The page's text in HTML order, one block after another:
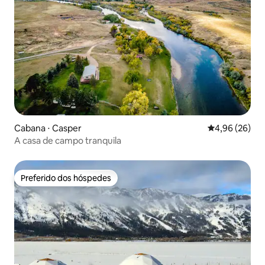
Cabana ⋅ Casper 4,96 de uma
4,96 (26)
A casa de campo tranquila
Preferido dos hóspedes
Preferido dos hóspedes